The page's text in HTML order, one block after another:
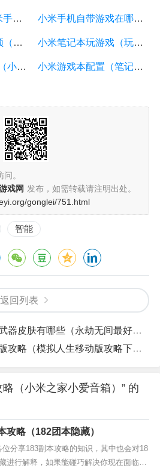
小米手环攻略（小米手环攻略app） 小米手机自带游戏在哪（小米手机自带的游戏中心）
小米5c游戏评测视频（小米5c游戏评测视频在哪） 小米笔记本玩游戏（玩游戏性价比高的笔记本）
小米笔记本pro游戏（小米笔记本pro游戏模式在哪） 小米游戏本配置（笔记本电脑游戏本配置推荐）
。
戏网 发布，如需转载请注明出处。
gonglei/751.html
智能
返回列表
肤有哪些（永劫无间最好的武器皮肤）
略（模拟人生移动版攻略下载）
（小米之家小爱音箱）” 的
攻略（182团本隐藏）
位分享183副本攻略的知识，其中也会对18
进行解释，如果能碰巧解决你现在面临的